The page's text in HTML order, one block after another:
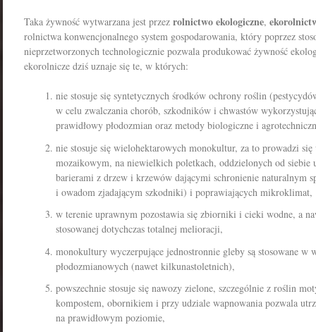
Taka żywność wytwarzana jest przez rolnictwo ekologiczne,
rolnictwa konwencjonalnego system gospodarowania, który poprzez
nieprzetworzonych technologicznie pozwala produkować żywność
ekorolnicze dziś uznaje się te, w których:
nie stosuje się syntetycznych środków ochrony roślin
w celu zwalczania chorób, szkodników i chwastów
prawidłowy płodozmian oraz metody biologiczne i
nie stosuje się wielohektarowych monokultur, za to prowadzi
mozaikowym, na niewielkich poletkach, oddzielonych od siebie
barierami z drzew i krzewów dającymi schronienie naturalnym
i owadom zjadającym szkodniki) i poprawiających mikroklimat,
w terenie uprawnym pozostawia się zbiorniki i cieki wodne, a
stosowanej dotychczas totalnej melioracji,
monokultury wyczerpujące jednostronnie gleby są stosowane w
płodozmianowych (nawet kilkunastoletnich),
powszechnie stosuje się nawozy zielone, szczególnie z roślin
kompostem, obornikiem i przy udziale wapnowania pozwala
na prawidłowym poziomie,